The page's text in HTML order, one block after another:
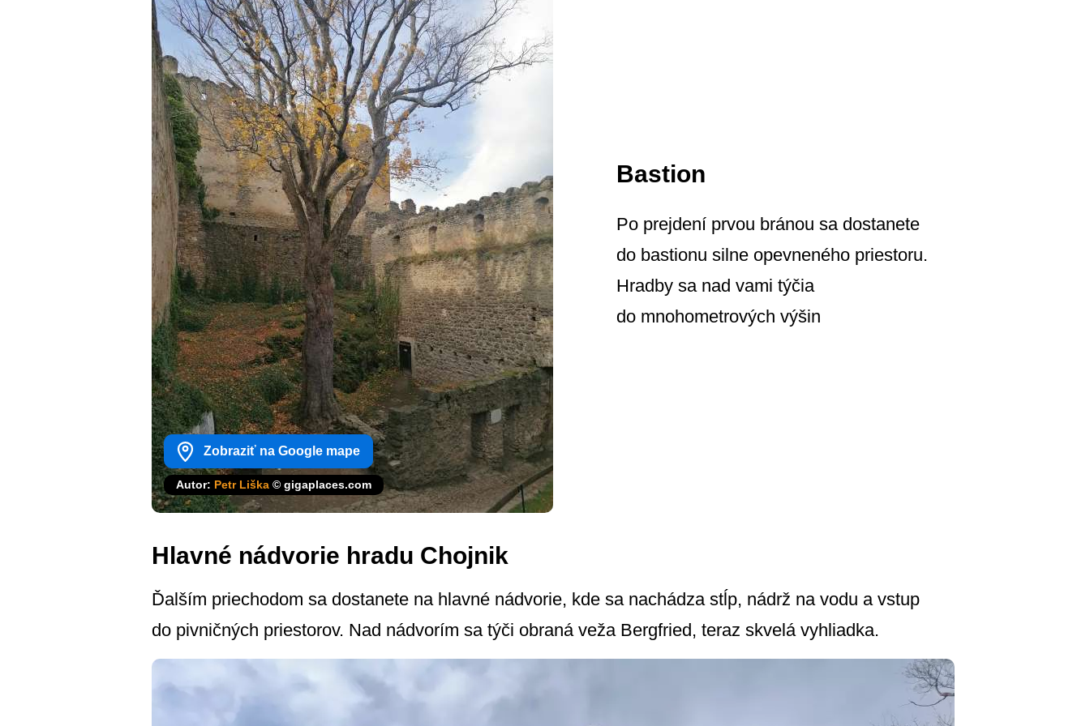
Zobraziť na Google mape
Autor: Petr Liška © gigaplaces.com
Bastion
Po prejdení prvou bránou sa dostanete
do bastionu silne opevneného priestoru.
Hradby sa nad vami týčia
do mnohometrových vý­šin
Hlavné nádvorie hradu Chojnik
Ďalším priechodom sa dostanete na hlavné nádvorie, kde sa nachádza stĺp, nádrž na vodu a vstup
do pivničných priestorov. Nad nádvorím sa týči obraná veža Bergfried, teraz skvelá vyhliadka.